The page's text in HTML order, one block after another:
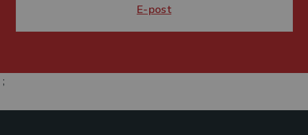
E-post
;